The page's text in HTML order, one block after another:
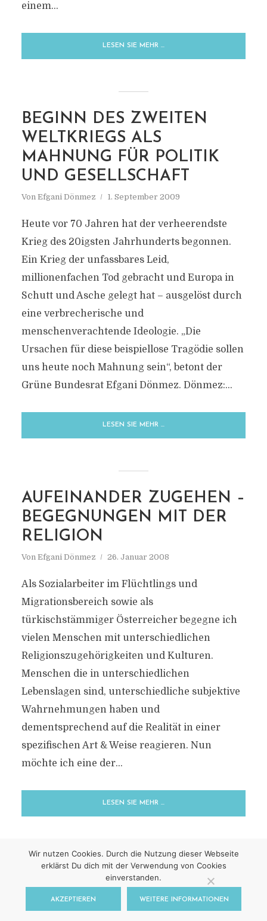
einem...
LESEN SIE MEHR …
BEGINN DES ZWEITEN
WELTKRIEGS ALS
MAHNUNG FÜR POLITIK
UND GESELLSCHAFT
Von Efgani Dönmez 1. September 2009
Heute vor 70 Jahren hat der verheerendste
Krieg des 20igsten Jahrhunderts begonnen.
Ein Krieg der unfassbares Leid,
millionenfachen Tod gebracht und Europa in
Schutt und Asche gelegt hat – ausgelöst durch
eine verbrecherische und
menschenverachtende Ideologie. „Die
Ursachen für diese beispiellose Tragödie sollen
uns heute noch Mahnung sein“, betont der
Grüne Bundesrat Efgani Dönmez. Dönmez:...
LESEN SIE MEHR …
AUFEINANDER ZUGEHEN –
BEGEGNUNGEN MIT DER
RELIGION
Von Efgani Dönmez 26. Januar 2008
Als Sozialarbeiter im Flüchtlings und
Migrationsbereich sowie als
türkischstämmiger Österreicher begegne ich
vielen Menschen mit unterschiedlichen
Religionszugehörigkeiten und Kulturen.
Menschen die in unterschiedlichen
Lebenslagen sind, unterschiedliche subjektive
Wahrnehmungen haben und
dementsprechend auf die Realität in einer
spezifischen Art & Weise reagieren. Nun
möchte ich eine der...
LESEN SIE MEHR …
Wir nutzen Cookies. Durch die Nutzung dieser Webseite
erklärst Du dich mit der Verwendung von Cookies
einverstanden.
AKZEPTIEREN WEITERE INFORMATIONEN